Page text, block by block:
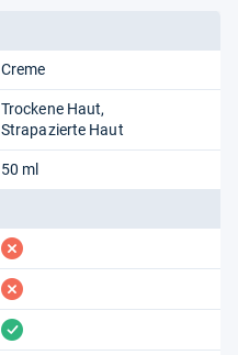
Creme
Trockene Haut
Strapazierte Haut
50 ml
fehlt
fehlt
vorhanden